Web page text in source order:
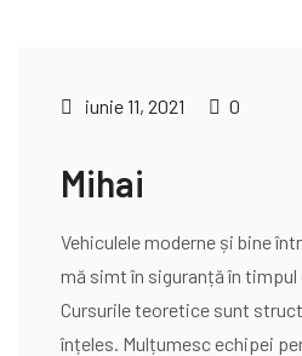
iunie 11, 2021 0
Mihai
Vehiculele moderne și bine
mă simt în siguranță în
Cursurile teoretice sunt
înțeles. Mulțumesc echipei